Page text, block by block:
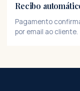
Recibo
Pagamento
por email ao cliente.